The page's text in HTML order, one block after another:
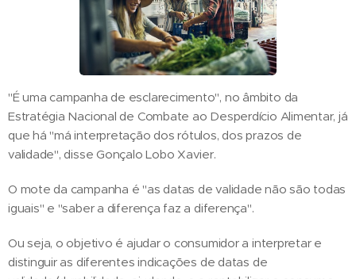
"É uma campanha de esclarecimento", no âmbito da
Estratégia Nacional de Combate ao Desperdício Alimentar, já
que há "má interpretação dos rótulos, dos prazos de
validade", disse Gonçalo Lobo Xavier.
O mote da campanha é "as datas de validade não são todas
iguais" e "saber a diferença faz a diferença".
Ou seja, o objetivo é ajudar o consumidor a interpretar e
distinguir as diferentes indicações de datas de